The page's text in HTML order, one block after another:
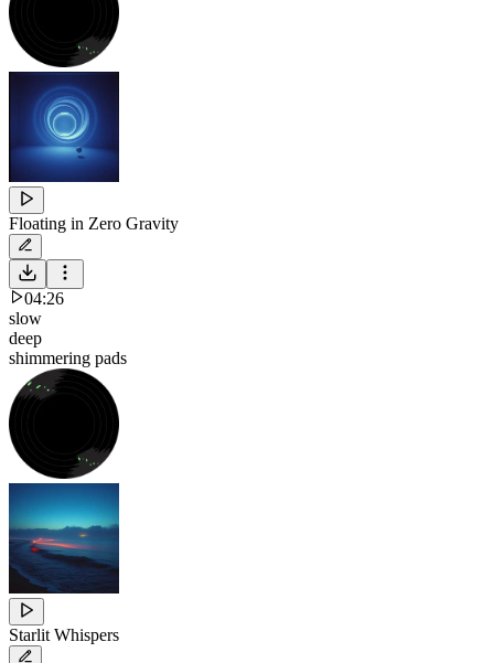
Floating in Zero Gravity
04:26
slow
deep
shimmering pads
Starlit Whispers